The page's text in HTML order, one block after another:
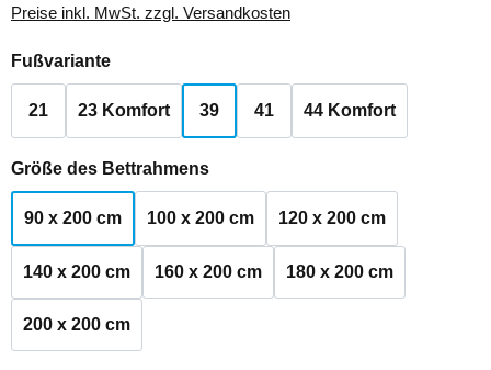
Preise inkl. MwSt. zzgl. Versandkosten
Fußvarianteauswählen
21 23 Komfort 39 41 44 Komfort
Größe des Bettrahmensauswählen
90 x 200 cm 100 x 200 cm 120 x 200 cm
140 x 200 cm 160 x 200 cm 180 x 200 cm
200 x 200 cm